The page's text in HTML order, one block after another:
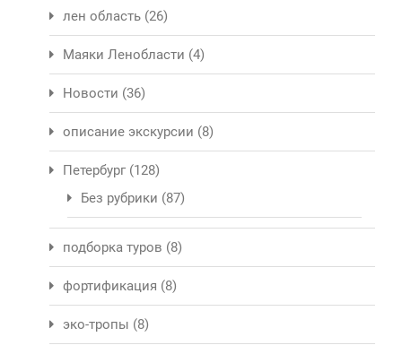
лен область (26)
Маяки Ленобласти (4)
Новости (36)
описание экскурсии (8)
Петербург (128)
Без рубрики (87)
подборка туров (8)
фортификация (8)
эко-тропы (8)